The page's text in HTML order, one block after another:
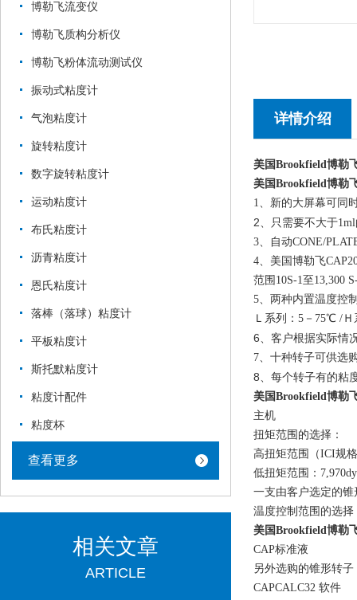
博勒飞流变仪
博勒飞质构分析仪
博勒飞粉体流动测试仪
振动式粘度计
气泡粘度计
旋转粘度计
数字旋转粘度计
运动粘度计
布氏粘度计
沥青粘度计
恩氏粘度计
落棒（落球）粘度计
平板粘度计
斯托默粘度计
粘度计配件
粘度杯
查看更多
相关文章
ARTICLE
详情介绍
美国Brookfield博勒
美国Brookfield博勒
1、新的大屏幕可同
2、 只需要不大于
3、自动CONE/
4、美国博勒飞
范围10S-1至
5、两种内置温度控
Ｌ系列：5－75℃ /
6、 客户根据实际情
7、十种转子可供选
8、 每个转子有的粘
美国Brookfield博勒
主机
扭矩范围的选择：
高扭矩范围（ICI规
低扭矩范围：
一支由客户选定的锥
温度控制范围的选
美国Brookfield博勒
CAP标准液
另外选购的锥形转子
CAPCALC32 软件